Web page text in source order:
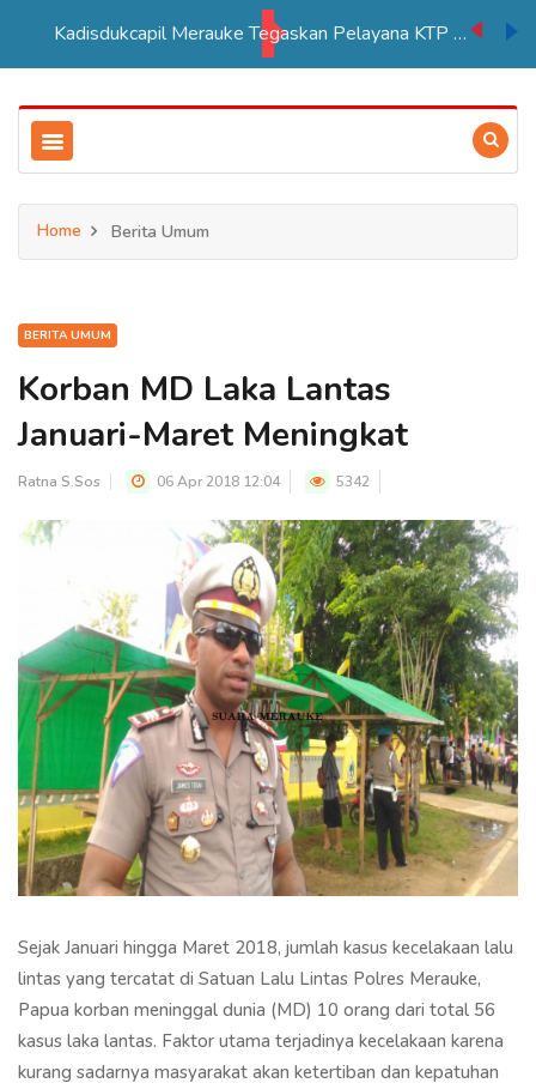
Kadisdukcapil Merauke Tegaskan Pelayana KTP Sesuai SOP
Home Berita Umum
BERITA UMUM
Korban MD Laka Lantas
Januari-Maret Meningkat
Ratna S.Sos 06 Apr 2018 12:04 5342
Sejak Januari hingga Maret 2018, jumlah kasus kecelakaan lalu
lintas yang tercatat di Satuan Lalu Lintas Polres Merauke,
Papua korban meninggal dunia (MD) 10 orang dari total 56
kasus laka lantas. Faktor utama terjadinya kecelakaan karena
kurang sadarnya masyarakat akan ketertiban dan kepatuhan